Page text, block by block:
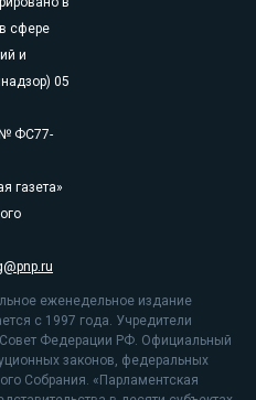
сфере
и
05
№ ФС77-
газета»
еженедельное издание
с 1997 года. Учредители
Совет Федерации РФ. Официальный
законов, федеральных
Собрания. «Парламентская